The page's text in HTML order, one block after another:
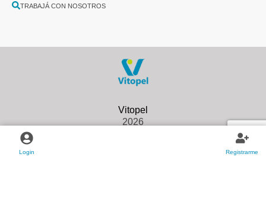
Login Registrarme
TRABAJÁ CON NOSOTROS
2026